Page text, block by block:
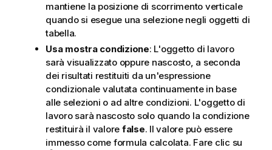
mantiene la posizione di scorrimento verticale
quando si esegue una selezione negli oggetti di
tabella.
Usa mostra condizione: L'oggetto di lavoro
sarà visualizzato oppure nascosto, a seconda
dei risultati restituiti da un'espressione
condizionale valutata continuamente in base
alle selezioni o ad altre condizioni. L'oggetto di
lavoro sarà nascosto solo quando la condizione
restituirà il valore false. Il valore può essere
immesso come formula calcolata. Fare clic su